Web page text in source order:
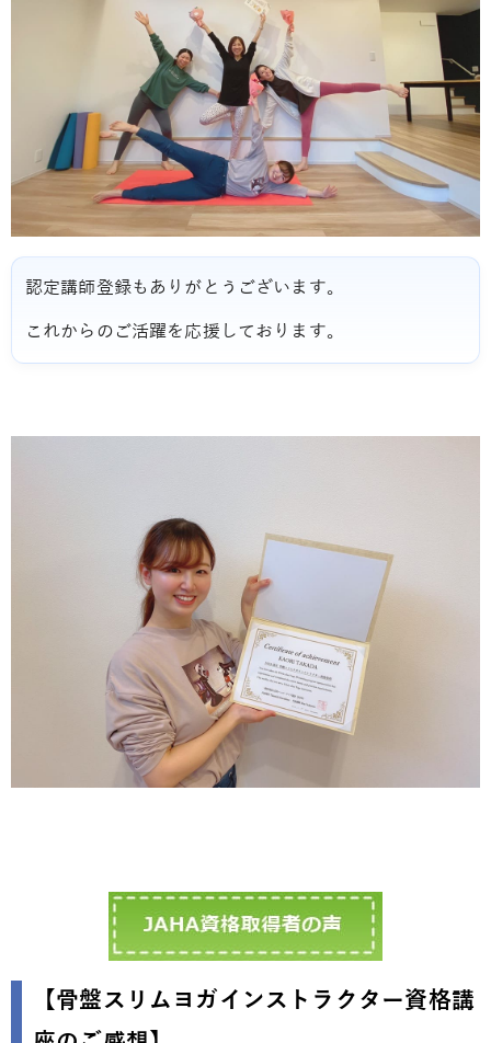
認定講師登録もありがとうございます。
これからのご活躍を応援しております。
【骨盤スリムヨガインストラクター資格講